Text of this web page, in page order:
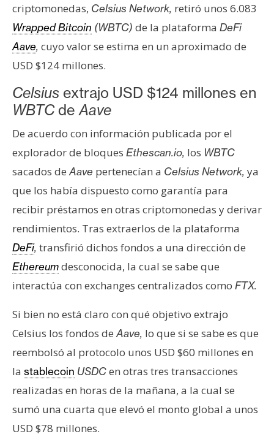
A
n
l
i
s
i
s
N
o
t
a
s
d
e
P
e
n
a
e
m
criptomonedas, Celsius Network, retiró unos 6.083
Wrapped Bitcoin (WBTC) de la plataforma DeFi
Aave, cuyo valor se estima en un aproximado de
USD $124 millones.
Celsius extrajo USD $124 millones en
WBTCde Aave
De acuerdo con información publicada por el
explorador de bloques Ethescan.io, los WBTC
sacados deAave pertenecían a Celsius Network, ya
que los había dispuesto como garantía para
recibir préstamos en otras criptomonedas y derivar
rendimientos. Tras extraerlos de la plataforma
DeFi, transfirió dichos fondos a una dirección de
Ethereumdesconocida, la cual se sabe que
interactúa con exchanges centralizados como FTX.
Si bien no está claro con qué objetivo extrajo
Celsius los fondos deAave, lo que si se sabe es que
reembolsó al protocolo unos USD $60 millones en
la stablecoin USDCen otras tres transacciones
realizadas en horas de la mañana, a la cual se
sumó una cuarta que elevó el monto global a unos
USD $78 millones.